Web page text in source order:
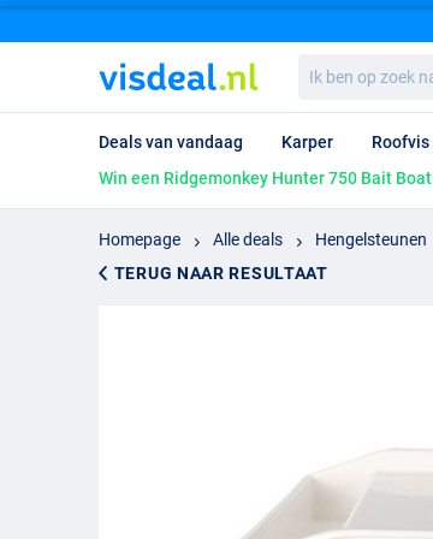
ben
op
naar...
Deals van vandaag Karper Roofvis
Win een Ridgemonkey Hunter 750 Bait Boat
Homepage Alle deals Hengelsteunen
TERUG NAAR RESULTAAT